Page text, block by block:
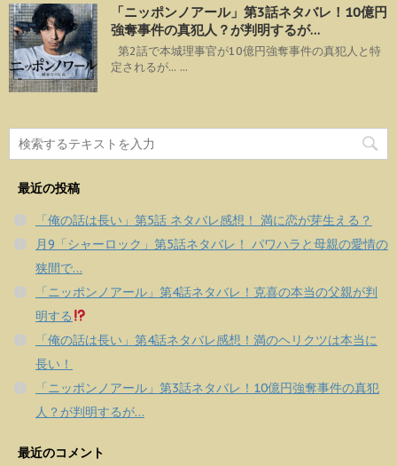
「ニッポンノアール」第3話ネタバレ！10億円
強奪事件の真犯人？が判明するが…
第2話で本城理事官が10億円強奪事件の真犯人と特
定されるが... ...
最近の投稿
「俺の話は長い」第5話 ネタバレ感想！ 満に恋が芽生える？
月9「シャーロック」第5話ネタバレ！ パワハラと母親の愛情の
狭間で…
「ニッポンノアール」第4話ネタバレ！克喜の本当の父親が判
明する
「俺の話は長い」第4話ネタバレ感想！満のヘリクツは本当に
長い！
「ニッポンノアール」第3話ネタバレ！10億円強奪事件の真犯
人？が判明するが…
最近のコメント